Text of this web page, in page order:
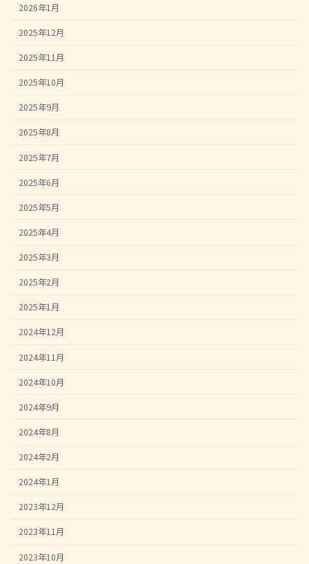
2026年1月
2025年12月
2025年11月
2025年10月
2025年9月
2025年8月
2025年7月
2025年6月
2025年5月
2025年4月
2025年3月
2025年2月
2025年1月
2024年12月
2024年11月
2024年10月
2024年9月
2024年8月
2024年2月
2024年1月
2023年12月
2023年11月
2023年10月